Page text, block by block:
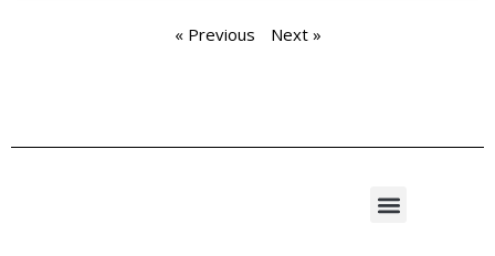
« Previous Next »